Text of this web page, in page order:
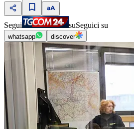
Segui suSeguici su
whatsapp discover